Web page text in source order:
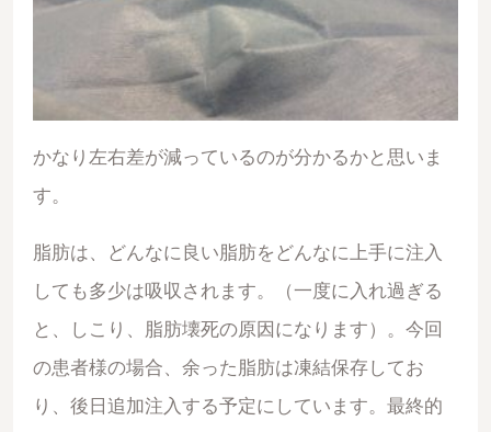
かなり左右差が減っているのが分かるかと思いま
す。
脂肪は、どんなに良い脂肪をどんなに上手に注入
しても多少は吸収されます。（一度に入れ過ぎる
と、しこり、脂肪壊死の原因になります）。今回
の患者様の場合、余った脂肪は凍結保存してお
り、後日追加注入する予定にしています。最終的